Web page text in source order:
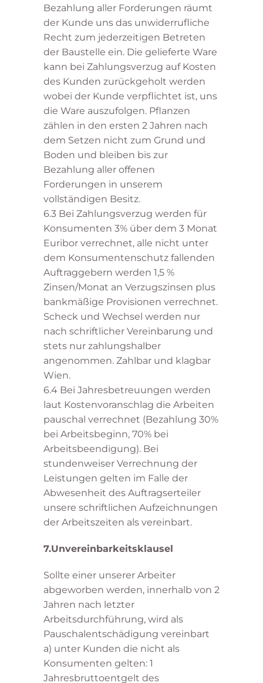
Bezahlung aller Forderungen räumt
der Kunde uns das unwiderrufliche
Recht zum jederzeitigen Betreten
der Baustelle ein. Die gelieferte Ware
kann bei Zahlungsverzug auf Kosten
des Kunden zurückgeholt werden
wobei der Kunde verpflichtet ist, uns
die Ware auszufolgen. Pflanzen
zählen in den ersten 2 Jahren nach
dem Setzen nicht zum Grund und
Boden und bleiben bis zur
Bezahlung aller offenen
Forderungen in unserem
vollständigen Besitz.
6.3 Bei Zahlungsverzug werden für
Konsumenten 3% über dem 3 Monat
Euribor verrechnet, alle nicht unter
dem Konsumentenschutz fallenden
Auftraggebern werden 1,5 %
Zinsen/Monat an Verzugszinsen plus
bankmäßige Provisionen verrechnet.
Scheck und Wechsel werden nur
nach schriftlicher Vereinbarung und
stets nur zahlungshalber
angenommen. Zahlbar und klagbar
Wien.
6.4 Bei Jahresbetreuungen werden
laut Kostenvoranschlag die Arbeiten
pauschal verrechnet (Bezahlung 30%
bei Arbeitsbeginn, 70% bei
Arbeitsbeendigung). Bei
stundenweiser Verrechnung der
Leistungen gelten im Falle der
Abwesenheit des Auftragserteiler
unsere schriftlichen Aufzeichnungen
der Arbeitszeiten als vereinbart.
7.Unvereinbarkeitsklausel
Sollte einer unserer Arbeiter
abgeworben werden, innerhalb von 2
Jahren nach letzter
Arbeitsdurchführung, wird als
Pauschalentschädigung vereinbart
a) unter Kunden die nicht als
Konsumenten gelten: 1
Jahresbruttoentgelt des